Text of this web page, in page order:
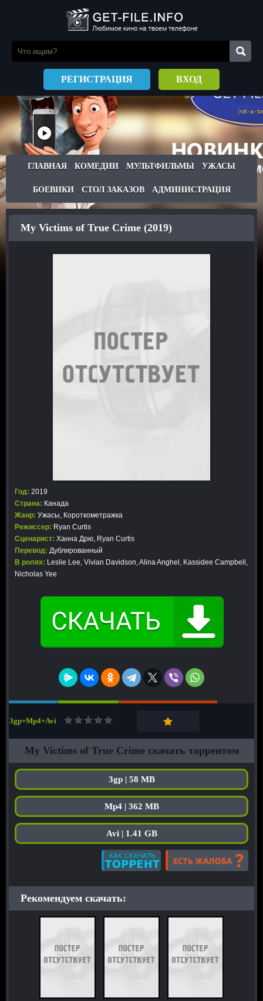
РЕГИСТРАЦИЯ ВХОД
ГЛАВНАЯ КОМЕДИИ МУЛЬТФИЛЬМЫ УЖАСЫ
БОЕВИКИ СТОЛ ЗАКАЗОВ АДМИНИСТРАЦИЯ
My Victims of True Crime (2019)
Год: 2019
Страна: Канада
Жанр: Ужасы, Короткометражка
Режиссер: Ryan Curtis
Сценарист: Ханна Дрю, Ryan Curtis
Перевод: Дублированный
В ролях: Leslie Lee, Vivian Davidson, Alina Anghel, Kassidee Campbell,
Nicholas Yee
3gp+Mp4+Avi
My Victims of True Crime скачать торрентом
3gp | 58 MB
Mp4 | 362 MB
Avi | 1.41 GB
Рекомендуем скачать: